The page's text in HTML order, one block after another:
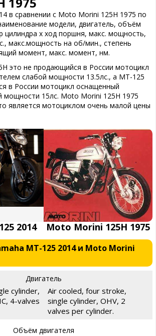
в сравнении с Moto Morini 125H 1975 по
модели, двигатель, объём
цилиндра х ход поршня, макс. мощность,
макс.мощность на об/мин., степень
момент, макс. момент, нм.
это не продающийся в России мотоцикл
слабой мощности 13.5лс., а MT-125
в России мотоцикл оснащенный
мощности 15лс. Moto Morini 125H 1975
является мотоциклом очень малой цены
2014 Moto Morini 125H 1975
MT-125 2014 и Moto Morini
Двигатель
cylinder,
4-valves
Air cooled, four stroke,
single cylinder, OHV, 2
valves per cylinder.
Объём двигателя